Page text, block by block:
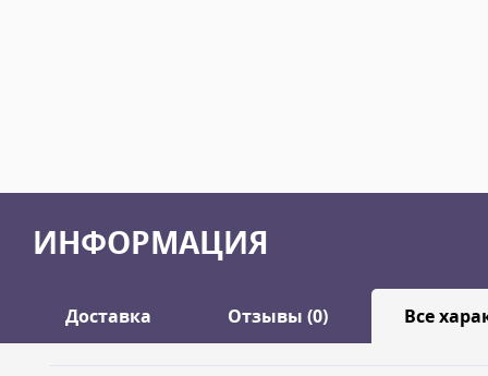
ИНФОРМАЦИЯ
Доставка Отзывы (0) Все